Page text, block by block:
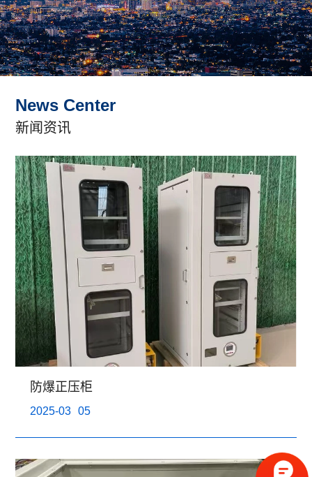
News Center
新闻资讯
防爆正压柜
05
2025-03